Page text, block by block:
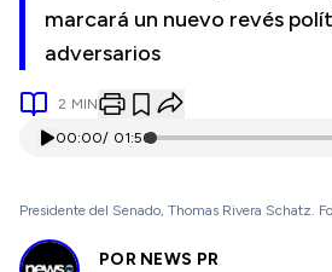
marcará un nuevo revés
adversarios
2 MIN
00:00/ 01:56
Presidente del Senado, Thomas Rivera Schatz.
POR NEWS PR